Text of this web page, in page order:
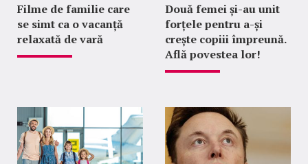
Filme de familie care
se simt ca o vacanță
relaxată de vară
Două femei și-au unit
forțele pentru a-și
crește copiii împreună.
Află povestea lor!